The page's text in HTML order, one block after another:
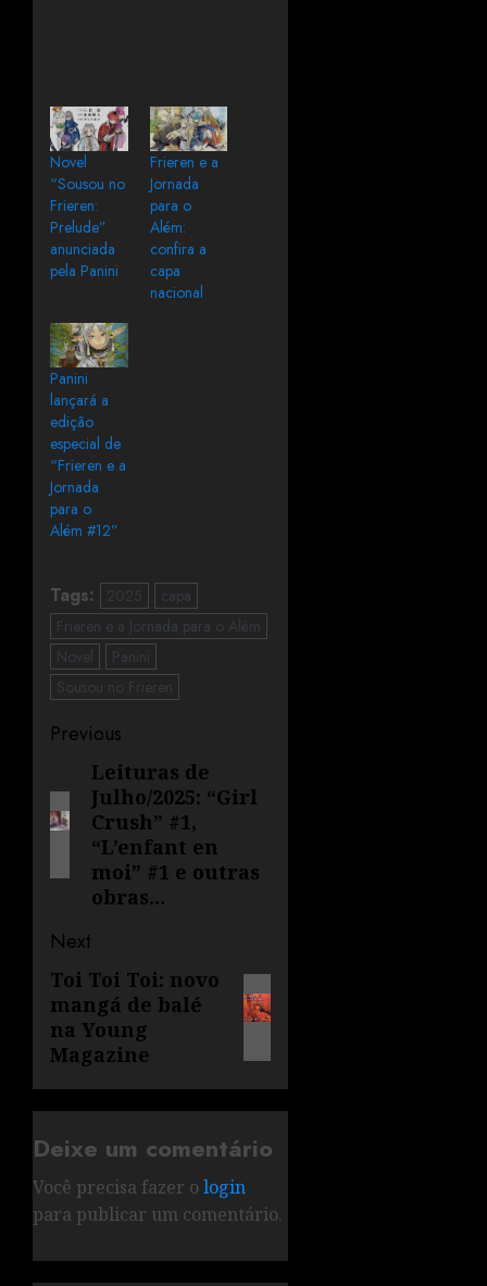
Novel
“Sousou no
Frieren:
Prelude”
anunciada
pela Panini
Frieren e a
Jornada
para o
Além:
confira a
capa
nacional
Panini
lançará a
edição
especial de
“Frieren e a
Jornada
para o
Além #12”
Tags: 2025
capa
Frieren e a Jornada para o Além
Novel
Panini
Sousou no Frieren
Previous
Leituras de
Julho/2025: “Girl
Crush” #1,
“L’enfant en
moi” #1 e outras
obras…
Next
Toi Toi Toi: novo
mangá de balé
na Young
Magazine
Deixe um comentário
Você precisa fazer o login
para publicar um comentário.